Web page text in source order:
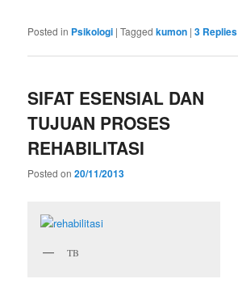
Posted in Psikologi |Tagged kumon |3 Replies
SIFAT ESENSIAL DAN
TUJUAN PROSES
REHABILITASI
Posted on20/11/2013
TB